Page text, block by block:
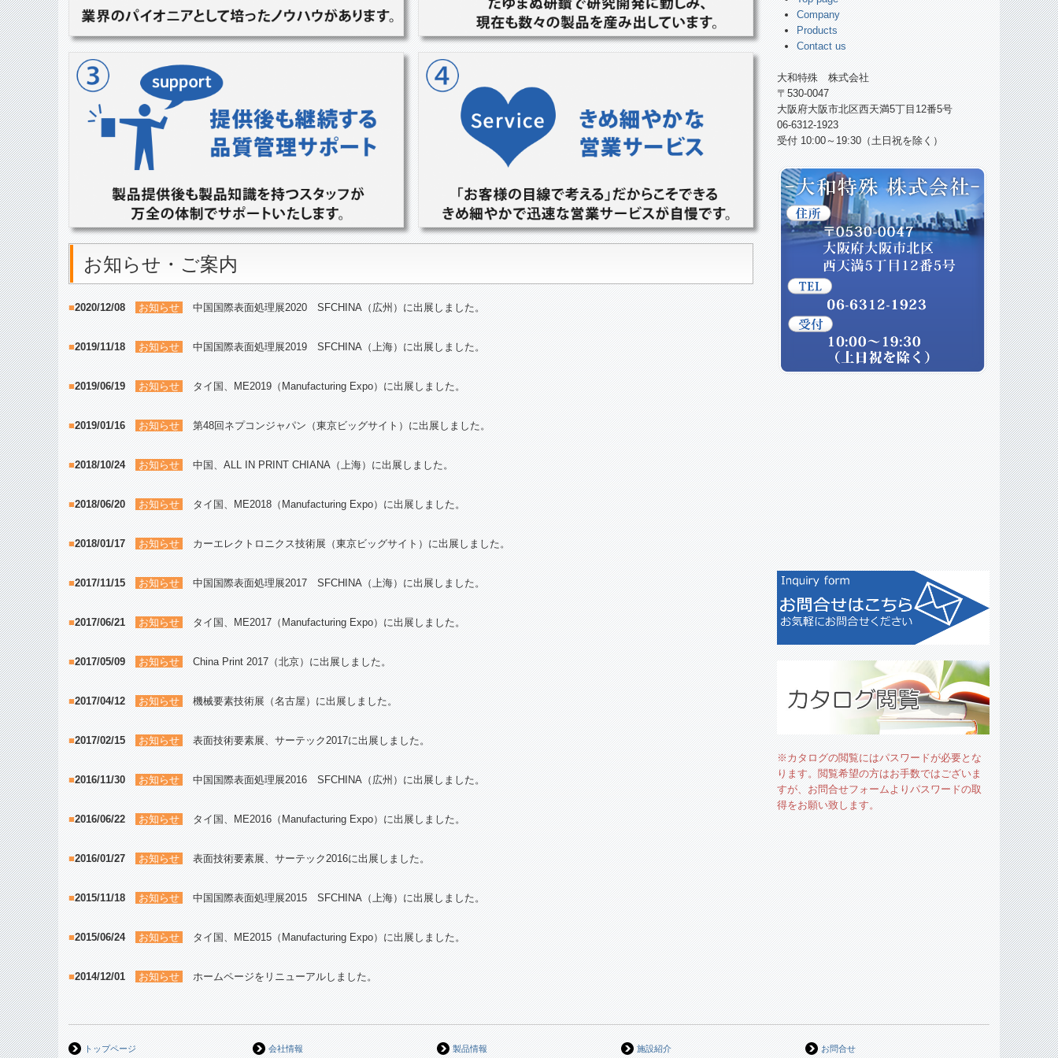
お知らせ・ご案内
■2020/12/08 お知らせ 中国国際表面処理展2020 SFCHINA（広州）に出展しました。
■2019/11/18 お知らせ 中国国際表面処理展2019 SFCHINA（上海）に出展しました。
■2019/06/19 お知らせ タイ国、ME2019（Manufacturing Expo）に出展しました。
■2019/01/16 お知らせ 第48回ネプコンジャパン（東京ビッグサイト）に出展しました。
■2018/10/24 お知らせ 中国、ALL IN PRINT CHIANA（上海）に出展しました。
■2018/06/20 お知らせ タイ国、ME2018（Manufacturing Expo）に出展しました。
■2018/01/17 お知らせ カーエレクトロニクス技術展（東京ビッグサイト）に出展しました。
■2017/11/15 お知らせ 中国国際表面処理展2017 SFCHINA（上海）に出展しました。
■2017/06/21 お知らせ タイ国、ME2017（Manufacturing Expo）に出展しました。
■2017/05/09 お知らせ China Print 2017（北京）に出展しました。
■2017/04/12 お知らせ 機械要素技術展（名古屋）に出展しました。
■2017/02/15 お知らせ 表面技術要素展、サーテック2017に出展しました。
■2016/11/30 お知らせ 中国国際表面処理展2016 SFCHINA（広州）に出展しました。
■2016/06/22 お知らせ タイ国、ME2016（Manufacturing Expo）に出展しました。
■2016/01/27 お知らせ 表面技術要素展、サーテック2016に出展しました。
■2015/11/18 お知らせ 中国国際表面処理展2015 SFCHINA（上海）に出展しました。
■2015/06/24 お知らせ タイ国、ME2015（Manufacturing Expo）に出展しました。
■2014/12/01 お知らせ ホームページをリニューアルしました。
Company
Products
Contact us
大和特殊 株式会社
〒530-0047
大阪府大阪市北区西天満5丁目12番5号
06-6312-1923
受付 10:00～19:30（土日祝を除く）
※カタログの閲覧にはパスワードが必要とな
ります。閲覧希望の方はお手数ではございま
すが、お問合せフォームよりパスワードの取
得をお願い致します。
トップページ 会社情報 製品情報 施設紹介 お問合せ